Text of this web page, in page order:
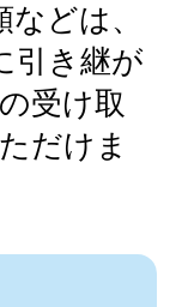
どは、
引き継が
受け取
だけま